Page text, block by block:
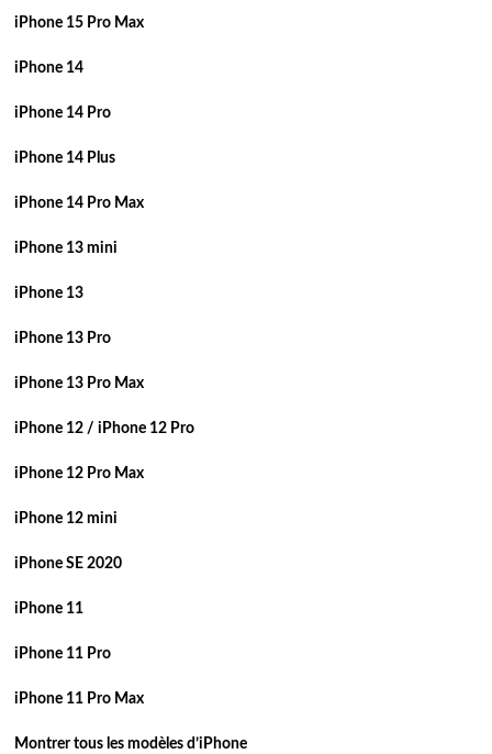
iPhone 15 Pro Max
iPhone 14
iPhone 14 Pro
iPhone 14 Plus
iPhone 14 Pro Max
iPhone 13 mini
iPhone 13
iPhone 13 Pro
iPhone 13 Pro Max
iPhone 12 / iPhone 12 Pro
iPhone 12 Pro Max
iPhone 12 mini
iPhone SE 2020
iPhone 11
iPhone 11 Pro
iPhone 11 Pro Max
Montrer tous les modèles d’iPhone